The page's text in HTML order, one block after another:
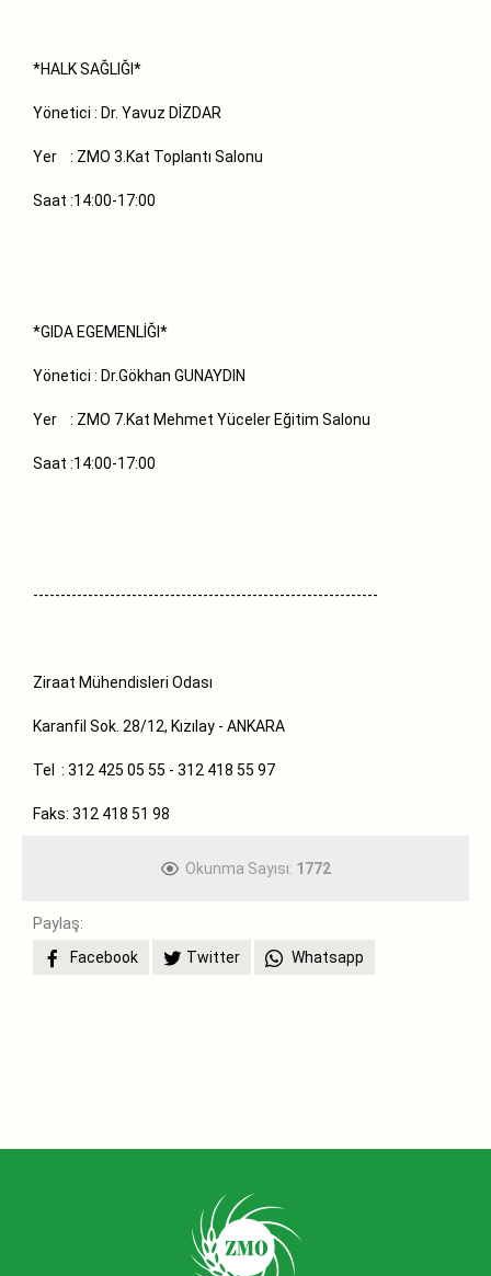
*HALK SAĞLIĞI*
Yönetici : Dr. Yavuz DİZDAR
Yer : ZMO 3.Kat Toplantı Salonu
Saat :14:00-17:00
*GIDA EGEMENLİĞI*
Yönetici : Dr.Gökhan GUNAYDIN
Yer : ZMO 7.Kat Mehmet Yüceler Eğitim Salonu
Saat :14:00-17:00
---------------------------------------------------------------
Ziraat Mühendisleri Odası
Karanfil Sok. 28/12, Kızılay - ANKARA
Tel : 312 425 05 55 - 312 418 55 97
Faks: 312 418 51 98
Okunma Sayısı: 1772
Paylaş:
Facebook
Twitter Whatsapp